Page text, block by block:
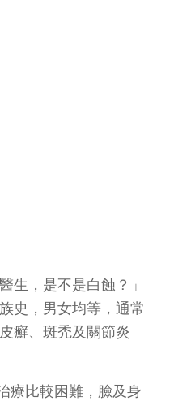
生，是不是白蝕？」
史，男女均等，通常
癬、斑禿及關節炎
療比較困難，臉及身